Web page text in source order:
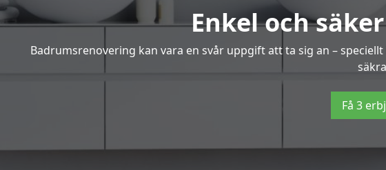
Enkel och
Badrumsrenovering kan vara en svår uppgift att ta sig an –
Få 3